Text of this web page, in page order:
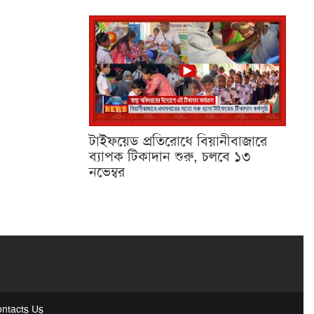
টাইফয়েড প্রতিরোধে বিয়ানীবাজারে
ব্যাপক টিকাদান শুরু, চলবে ১৩
নভেম্বর
Us